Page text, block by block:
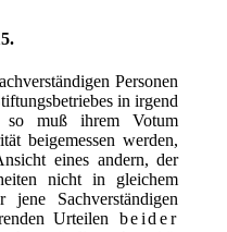
Personen
in irgend
so muß ihrem Votum
beigemessen werden,
eines andern, der
nicht in gleichem
Sachverständigen
Urteilen
beider